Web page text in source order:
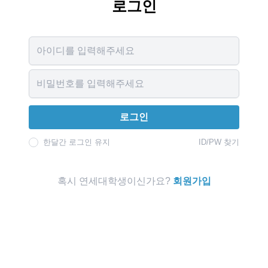
로그인
로그인
한달간 로그인 유지 ID/PW 찾기
혹시 연세대학생이신가요? 회원가입